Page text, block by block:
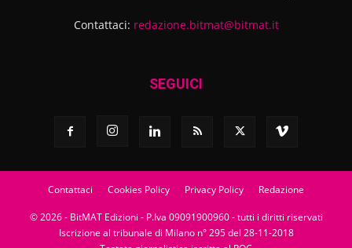
Contattaci: redazione.bitmat@bitmat.it
SEGUICI
Contattaci Cookies Policy Privacy Policy Redazione
© 2026 - BitMAT Edizioni - P.Iva 09091900960 - tutti i diritti riservati
Iscrizione al tribunale di Milano n° 295 del 28-11-2018